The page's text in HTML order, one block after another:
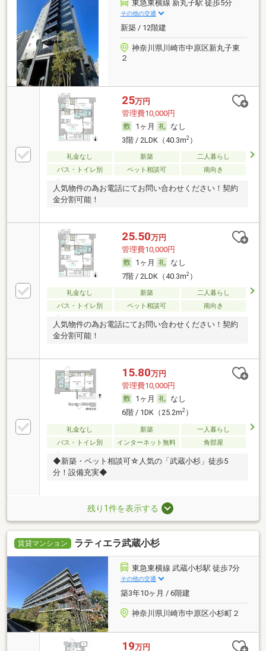
東急東横線 新丸子駅 徒歩5分
その他の交通
新築 / 12階建
神奈川県川崎市中原区新丸子東
２
25万円
管理費10,000円
1ヶ月
なし
3階 / 2LDK（40.3m2）
礼金なし 新築
二人暮らし
バス・トイレ別
ペット相談可 南向き
人気物件の為お電話にてお問い合わせください！契約
金分割可能！
25.50万円
管理費10,000円
1ヶ月
なし
7階 / 2LDK（40.3m2）
礼金なし 新築
二人暮らし
バス・トイレ別
ペット相談可 南向き
人気物件の為お電話にてお問い合わせください！契約
金分割可能！
15.80万円
管理費10,000円
1ヶ月
なし
6階 / 1DK（25.2m2）
礼金なし 新築
一人暮らし
バス・トイレ別
インターネット無料 角部屋
◆新築・ペット相談可☆人気の「武蔵小杉」徒歩5
分！設備充実◆
残り1件を表示する
賃貸マンション ラティエラ武蔵小杉
東急東横線 武蔵小杉駅 徒歩7分
その他の交通
築3年10ヶ月 / 6階建
神奈川県川崎市中原区小杉町２
19万円